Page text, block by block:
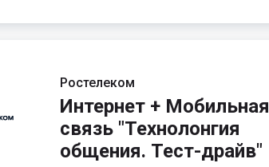
Ростелеком
Интернет + Мобильная
связь "Технолонгия
общения. Тест-драйв"